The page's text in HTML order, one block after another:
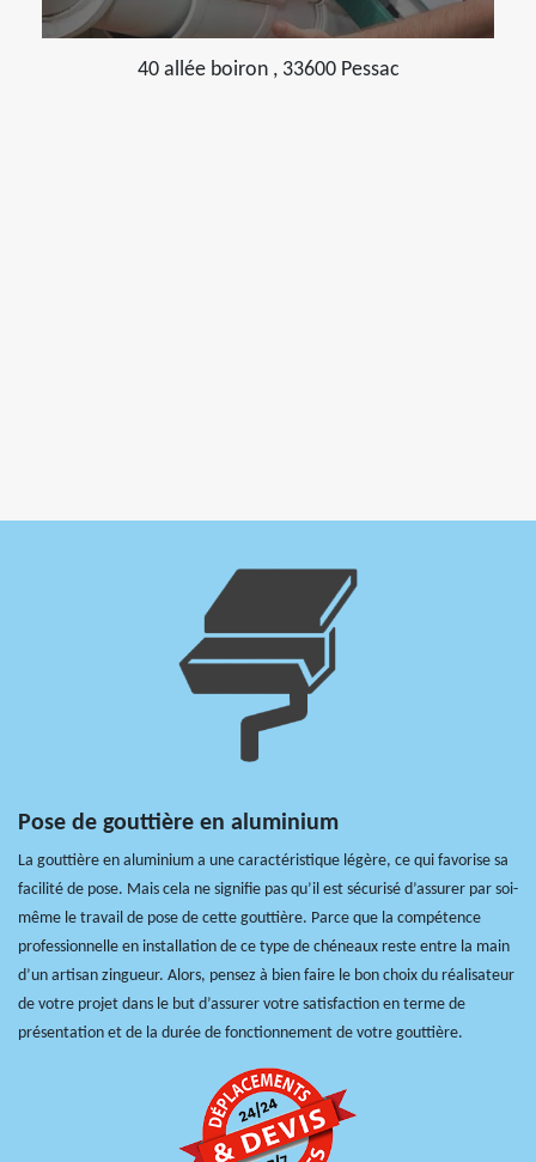
40 allée boiron , 33600 Pessac
Pose de gouttière en aluminium
La gouttière en aluminium a une caractéristique légère, ce qui favorise sa
facilité de pose. Mais cela ne signifie pas qu’il est sécurisé d’assurer par soi-
même le travail de pose de cette gouttière. Parce que la compétence
professionnelle en installation de ce type de chéneaux reste entre la main
d’un artisan zingueur. Alors, pensez à bien faire le bon choix du réalisateur
de votre projet dans le but d’assurer votre satisfaction en terme de
présentation et de la durée de fonctionnement de votre gouttière.